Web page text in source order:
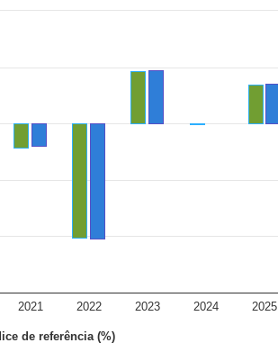
de referência (%)
2021 2022 2023 2024 2025